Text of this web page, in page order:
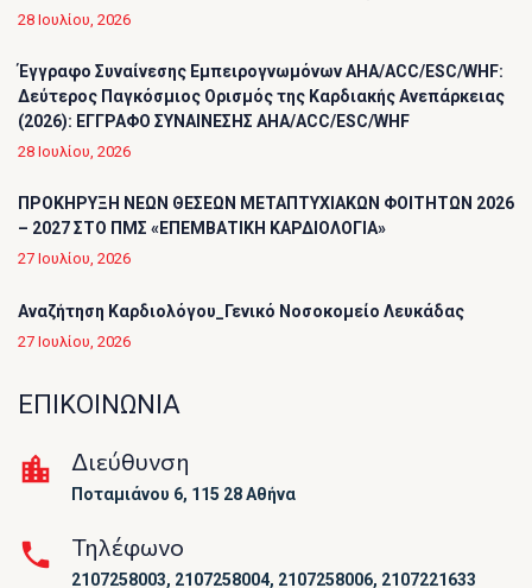
28 Ιουλίου, 2026
Έγγραφο Συναίνεσης Εμπειρογνωμόνων AHA/ACC/ESC/WHF:
Δεύτερος Παγκόσμιος Ορισμός της Καρδιακής Ανεπάρκειας
(2026): ΕΓΓΡΑΦΟ ΣΥΝΑΙΝΕΣΗΣ AHA/ACC/ESC/WHF
28 Ιουλίου, 2026
ΠΡΟΚΗΡΥΞΗ ΝΕΩΝ ΘΕΣΕΩΝ ΜΕΤΑΠΤΥΧΙΑΚΩΝ ΦΟΙΤΗΤΩΝ 2026
– 2027 ΣΤΟ ΠΜΣ «ΕΠΕΜΒΑΤΙΚΗ ΚΑΡΔΙΟΛΟΓΙΑ»
27 Ιουλίου, 2026
Αναζήτηση Καρδιολόγου_Γενικό Νοσοκομείο Λευκάδας
27 Ιουλίου, 2026
ΕΠΙΚΟΙΝΩΝΙΑ
Διεύθυνση
Ποταμιάνου 6, 115 28 Αθήνα
Τηλέφωνο
2107258003, 2107258004, 2107258006, 2107221633